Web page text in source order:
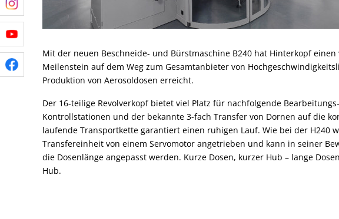
Mit der neuen Beschneide- und Bürstmaschine B240 hat Hinterkopf einen
Meilenstein auf dem Weg zum Gesamtanbieter von
Produktion von Aerosoldosen erreicht.
Der 16-teilige Revolverkopf bietet viel Platz für nachfolgende
Kontrollstationen und der bekannte 3-fach Transfer von Dornen auf die
laufende Transportkette garantiert einen ruhigen Lauf. Wie bei der H240
Transfereinheit von einem Servomotor angetrieben und kann in seiner
die Dosenlänge angepasst werden. Kurze Dosen, kurzer Hub – lange
Hub.